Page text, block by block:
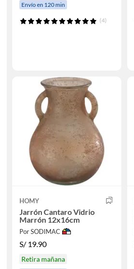
Envío en 120 min
(4)
HOMY
Jarrón Cantaro Vidrio
Marrón 12x16cm
Por SODIMAC
S/ 19.90
Retira mañana